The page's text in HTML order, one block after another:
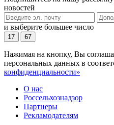
новостей
и выберите большее число
17 67
Нажимая на кнопку, Вы
персональных данных в
конфиденциальности»
О нас
Россельхознадзор
Партнеры
Рекламодателям